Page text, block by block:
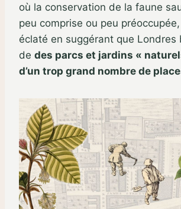
où la conservation de la faune
peu comprise ou peu
éclaté en suggérant que Londres
de des parcs et jardins «
d’un trop grand nombre de